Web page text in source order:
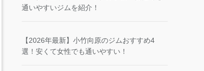
通いやすいジムを紹介！
【2026年最新】小竹向原のジムおすすめ4
選！安くて女性でも通いやすい！